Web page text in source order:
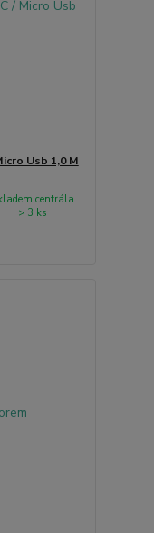
Usb 1,0 M
centrála
> 3 ks